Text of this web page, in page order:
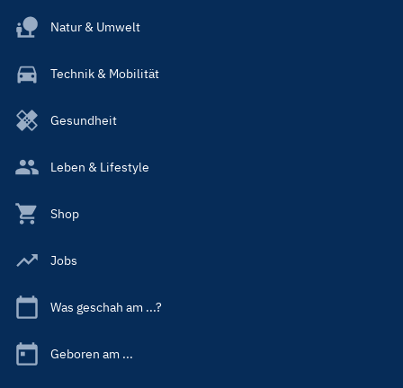
Natur & Umwelt
Technik & Mobilität
Gesundheit
Leben & Lifestyle
Shop
Jobs
Was geschah am ...?
Geboren am ...